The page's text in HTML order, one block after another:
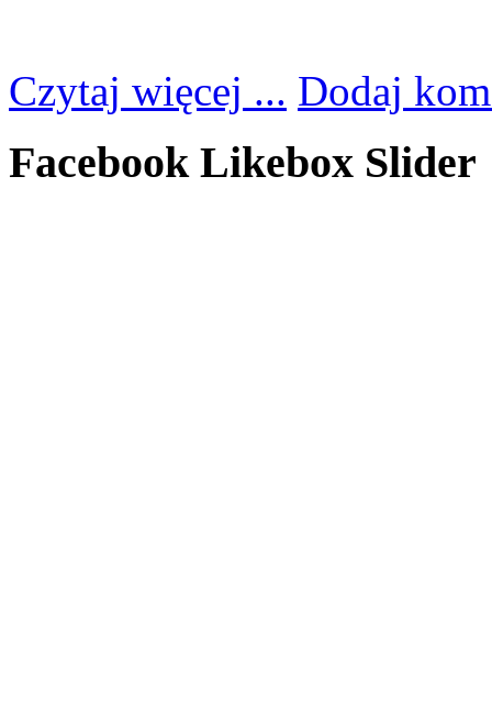
Czytaj więcej ... Dodaj
Facebook Likebox Slider